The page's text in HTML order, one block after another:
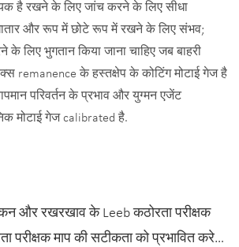
है रखने के लिए जांच करने के लिए सीधा
और रूप में छोटे रूप में रखने के लिए संभव;
लिए भुगतान किया जाना चाहिए जब बाहरी
remanence के हस्तक्षेप के कोटिंग मोटाई गेज है
परिवर्तन के प्रभाव और युग्मन एजेंट
मोटाई गेज calibrated है.
और रखरखाव के Leeb कठोरता परीक्षक
परीक्षक माप की सटीकता को प्रभावित करेगा?